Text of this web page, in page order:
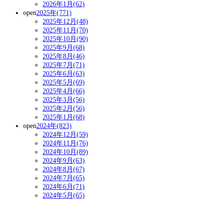
2026年1月(62)
open2025年(771)
2025年12月(48)
2025年11月(70)
2025年10月(90)
2025年9月(68)
2025年8月(46)
2025年7月(71)
2025年6月(63)
2025年5月(69)
2025年4月(66)
2025年3月(56)
2025年2月(56)
2025年1月(68)
open2024年(823)
2024年12月(59)
2024年11月(76)
2024年10月(89)
2024年9月(63)
2024年8月(67)
2024年7月(65)
2024年6月(71)
2024年5月(65)